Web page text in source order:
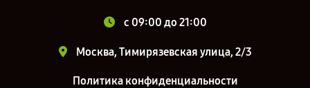
c 09:00 до 21:00
Москва, Тимирязевская улица, 2/3
Политика конфиденциальности